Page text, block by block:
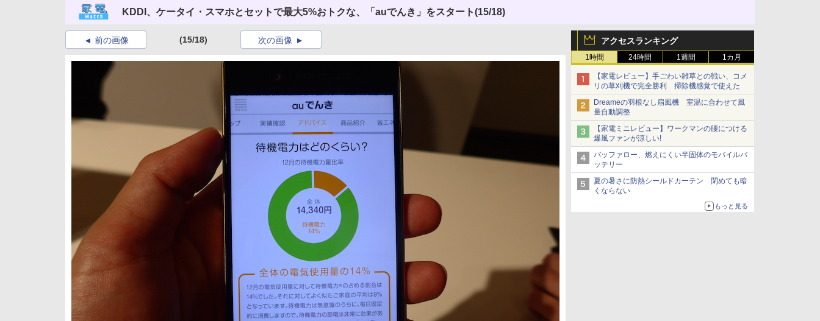
KDDI、ケータイ・スマホとセットで最大5%おトクな、「auでんき」をスタート(15/18)
アクセスランキング
1時間 24時間 1週間 1カ月
【家電レビュー】手ごわい雑草との戦い、コメ
リの草刈機で完全勝利 掃除機感覚で使えた
Dreameの羽根なし扇風機 室温に合わせて風
量自動調整
【家電ミニレビュー】ワークマンの腰につける
爆風ファンが涼しい!
バッファロー、燃えにくい半固体のモバイルバ
ッテリー
夏の暑さに防熱シールドカーテン 閉めても暗
くならない
もっと見る
前の画像 (15/18) 次の画像